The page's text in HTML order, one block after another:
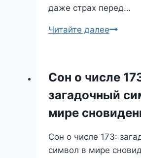
даже страх перед…
Читайте далееПрыжок
значит
сон
о
Сон о числе
загадочный
мире
Сон о числе 173:
символ в мире